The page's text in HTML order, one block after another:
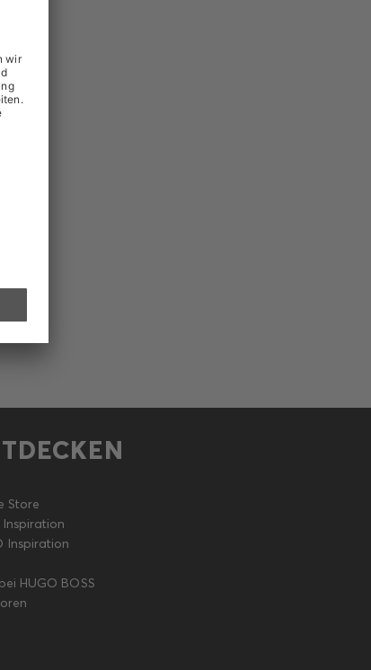
Store
Inspiration
Inspiration
HUGO BOSS